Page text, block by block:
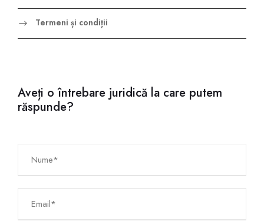
Termeni și condiții
Aveți o întrebare juridică la care putem
răspunde?